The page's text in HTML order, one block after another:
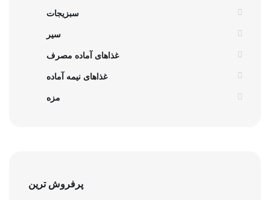
سبزیجات
سیر
غذاهای آماده مصرف
غذاهای نیمه آماده
مزه
پرفروش ترین